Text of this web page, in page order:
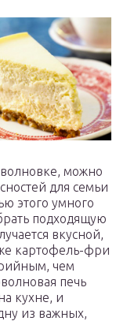
можно
для семьи
этого умного
подходящую
вкусной,
картофель-фри
чем
печь
кухне, и
из важных,